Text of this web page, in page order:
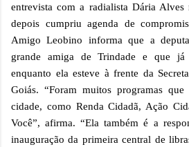
entrevista com a radialista Dária
depois cumpriu agenda de
Amigo Leobino informa que a
grande amiga de Trindade e que
enquanto ela esteve à frente da
Goiás. “Foram muitos programas
cidade, como Renda Cidadã, Ação
Você”, afirma. “Ela também é a
inauguração da primeira central de